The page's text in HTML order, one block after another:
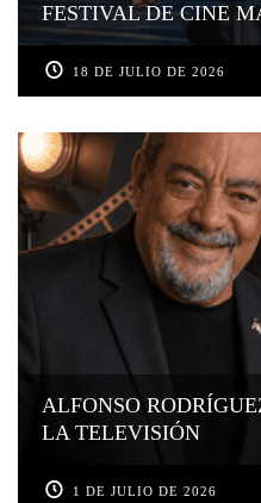
FESTIVAL DE CINE
18 DE JULIO DE 2026
ALFONSO
LA TELEVISIÓN
1 DE JULIO DE 2026